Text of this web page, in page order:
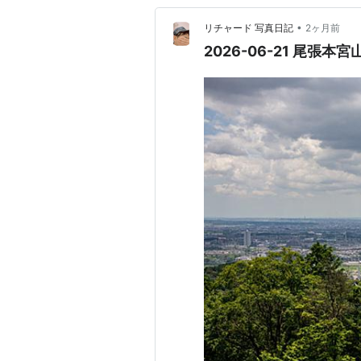
リチャード 写真日記 • 2ヶ月前
2026-06-21 尾張本宮